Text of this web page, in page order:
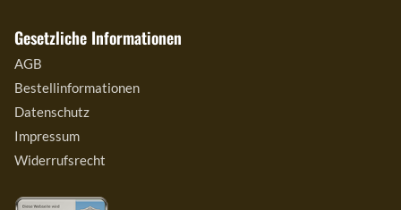
Gesetzliche Informationen
AGB
Bestellinformationen
Datenschutz
Impressum
Widerrufsrecht